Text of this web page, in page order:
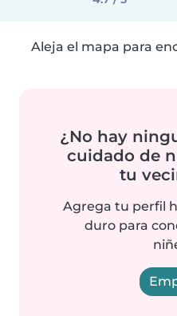
Aleja el mapa para
¿No hay
cuidado de
tu
Agrega tu perfil
duro para